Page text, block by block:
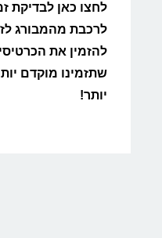
לחצו כאן לבדיקת
לרכבת מהמבורג
להזמין את
שתזמינו מוקדם
יותר!